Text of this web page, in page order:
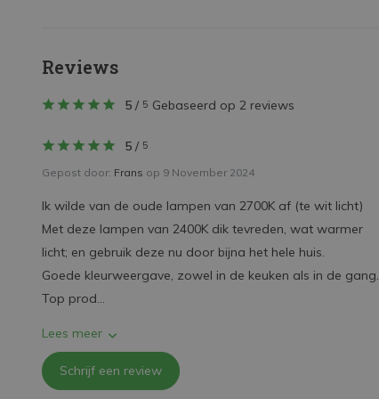
Reviews
5 / 5 Gebaseerd op 2 reviews
5 / 5
Gepost door: Frans op 9 November 2024
Ik wilde van de oude lampen van 2700K af (te wit licht)
Met deze lampen van 2400K dik tevreden, wat warmer
licht; en gebruik deze nu door bijna het hele huis.
Goede kleurweergave, zowel in de keuken als in de gang.
Top prod...
Lees meer
Schrijf een review